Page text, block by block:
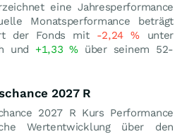
eine Jahresperformance
Monatsperformance beträgt
der Fonds mit -2,24% unter
und +1,33% über seinem 52-
2027 R
2027 R Kurs Performance
Wertentwicklung über den